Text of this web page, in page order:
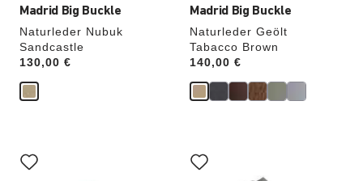
Madrid Big Buckle
Naturleder Nubuk
Sandcastle
Price:
130,00 €
Madrid Big Buckle
Naturleder Geölt
Tabacco Brown
Price:
140,00 €
Anklicken
der
Anklicken
der